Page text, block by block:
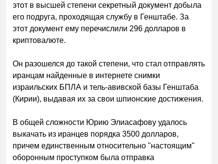
этот в высшей степени секретный документ добыла
его подруга, проходящая службу в Генштабе. За
этот документ ему перечислили 296 долларов в
криптовалюте.
Он разошелся до такой степени, что стал отправлять
иранцам найденные в интернете снимки
израильских БПЛА и тель-авивской базы Генштаба
(Кирии), выдавая их за свои шпионские достижения.
В общей сложности Юрию Элиасафову удалось
выкачать из иранцев порядка 3500 долларов,
причем единственным относительно "настоящим"
оборонным проступком была отправка